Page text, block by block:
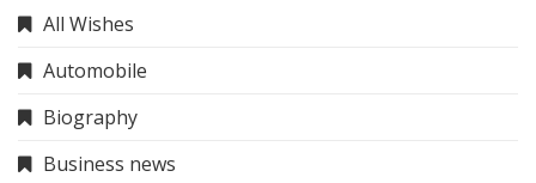
All Wishes
Automobile
Biography
Business news